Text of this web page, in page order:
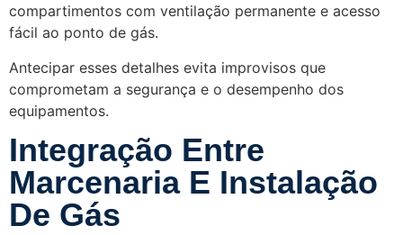
compartimentos com ventilação permanente e acesso
fácil ao ponto de gás.
Antecipar esses detalhes evita improvisos que
comprometam a segurança e o desempenho dos
equipamentos.
Integração Entre
Marcenaria E Instalação
De Gás